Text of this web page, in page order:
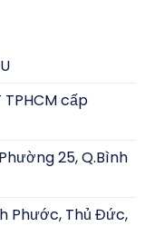
TPHCM cấp
25, Q.Bình
Phước, Thủ Đức,